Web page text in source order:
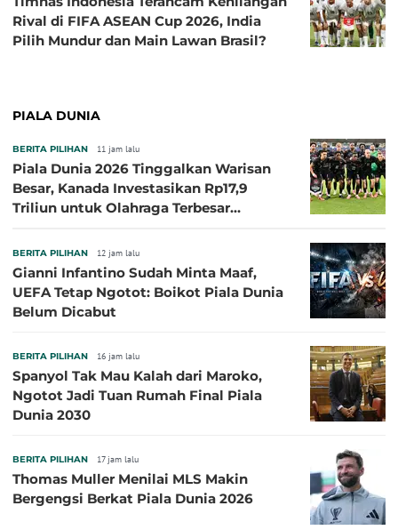
Rival di FIFA ASEAN Cup 2026, India
Pilih Mundur dan Main Lawan Brasil?
PIALA DUNIA
BERITA PILIHAN 11 jam lalu
Piala Dunia 2026 Tinggalkan Warisan
Besar, Kanada Investasikan Rp17,9
Triliun untuk Olahraga Terbesar
BERITA PILIHAN 12 jam lalu
Gianni Infantino Sudah Minta Maaf,
UEFA Tetap Ngotot: Boikot Piala Dunia
Belum Dicabut
BERITA PILIHAN 16 jam lalu
Spanyol Tak Mau Kalah dari Maroko,
Ngotot Jadi Tuan Rumah Final Piala
Dunia 2030
BERITA PILIHAN 17 jam lalu
Thomas Muller Menilai MLS Makin
Bergengsi Berkat Piala Dunia 2026